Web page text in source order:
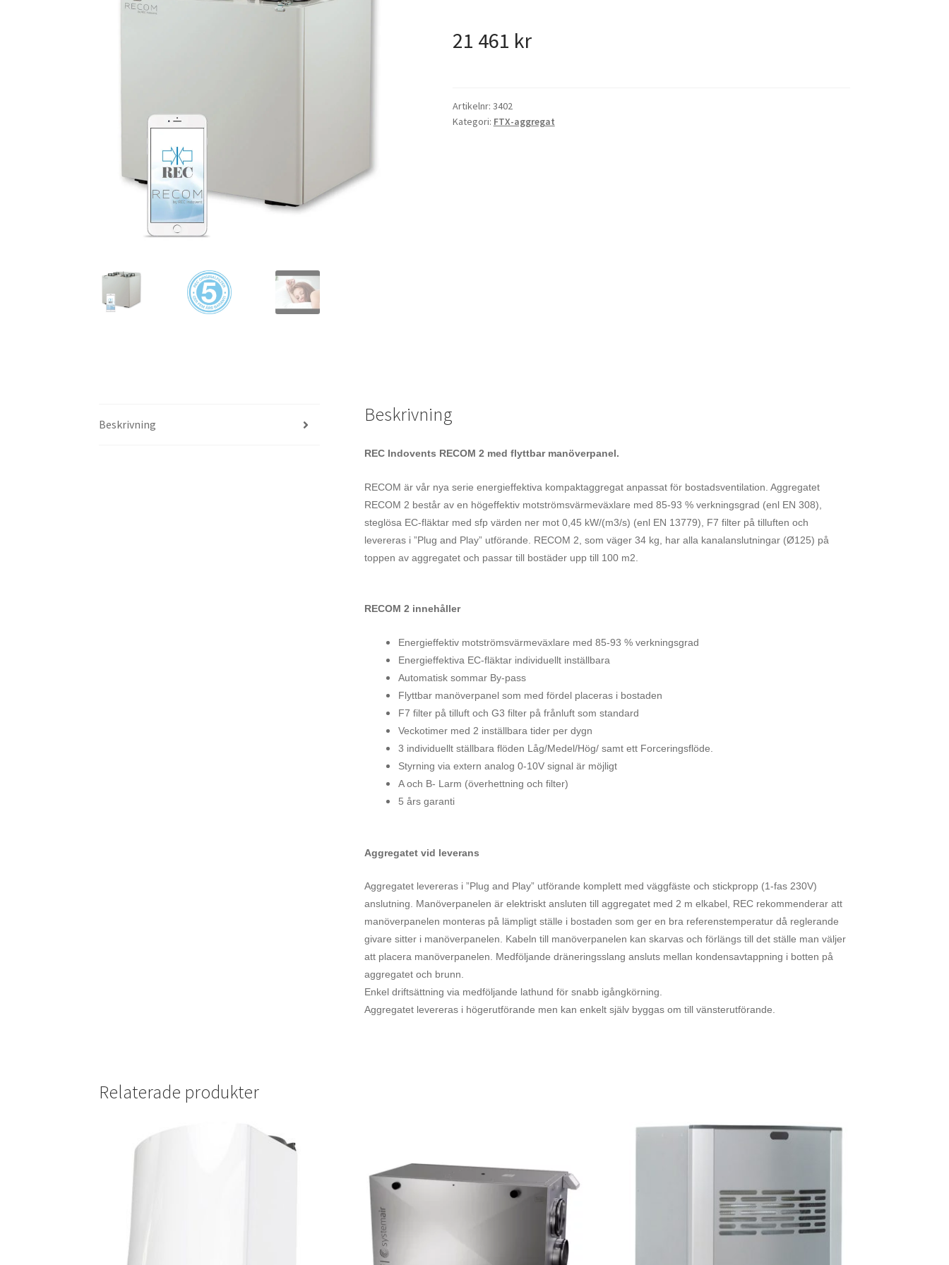
21 461 kr
Artikelnr: 3402
Kategori: FTX-aggregat
Beskrivning Beskrivning
REC Indovents RECOM 2 med flyttbar manöverpanel.
RECOM är vår nya serie energieffektiva kompaktaggregat anpassat för bostadsventilation. Aggregatet
RECOM 2 består av en högeffektiv motströmsvärmeväxlare med 85-93 % verkningsgrad (enl EN 308),
steglösa EC-fläktar med sfp värden ner mot 0,45 kW/(m3/s) (enl EN 13779), F7 filter på tilluften och
levereras i ”Plug and Play” utförande. RECOM 2, som väger 34 kg, har alla kanalanslutningar (Ø125) på
toppen av aggregatet och passar till bostäder upp till 100 m2.
RECOM 2 innehåller
Energieffektiv motströmsvärmeväxlare med 85-93 % verkningsgrad
Energieffektiva EC-fläktar individuellt inställbara
Automatisk sommar By-pass
Flyttbar manöverpanel som med fördel placeras i bostaden
F7 filter på tilluft och G3 filter på frånluft som standard
Veckotimer med 2 inställbara tider per dygn
3 individuellt ställbara flöden Låg/Medel/Hög/ samt ett Forceringsflöde.
Styrning via extern analog 0-10V signal är möjligt
A och B- Larm (överhettning och filter)
5 års garanti
Aggregatet vid leverans
Aggregatet levereras i ”Plug and Play” utförande komplett med väggfäste och stickpropp (1-fas 230V)
anslutning. Manöverpanelen är elektriskt ansluten till aggregatet med 2 m elkabel, REC rekommenderar att
manöverpanelen monteras på lämpligt ställe i bostaden som ger en bra referenstemperatur då reglerande
givare sitter i manöverpanelen. Kabeln till manöverpanelen kan skarvas och förlängs till det ställe man väljer
att placera manöverpanelen. Medföljande dräneringsslang ansluts mellan kondensavtappning i botten på
aggregatet och brunn.
Enkel driftsättning via medföljande lathund för snabb igångkörning.
Aggregatet levereras i högerutförande men kan enkelt själv byggas om till vänsterutförande.
Relaterade produkter